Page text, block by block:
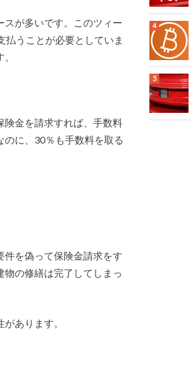
が多いです。このツィー
払うことが必要としていま
険金を請求すれば、手数料
に、30％も手数料を取る
件を偽って保険金請求をす
の修繕は完了してしまっ
あります。